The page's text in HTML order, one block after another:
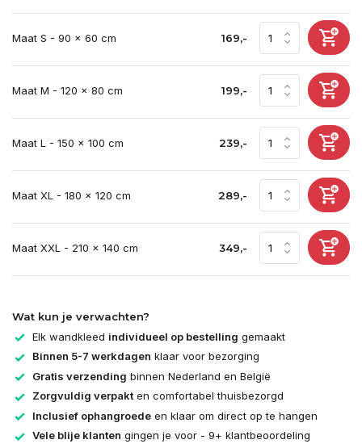
Maat S - 90 x 60 cm 169,-
Maat M - 120 x 80 cm 199,-
Maat L - 150 x 100 cm 239,-
Maat XL - 180 x 120 cm 289,-
Maat XXL - 210 x 140 cm 349,-
Wat kun je verwachten?
Elk wandkleed individueel op bestelling gemaakt
Binnen 5-7 werkdagen klaar voor bezorging
Gratis verzending binnen Nederland en België
Zorgvuldig verpakten comfortabel thuisbezorgd
Inclusief ophangroede en klaar om direct op te hangen
Vele blije klanten gingen je voor - 9+ klantbeoordeling